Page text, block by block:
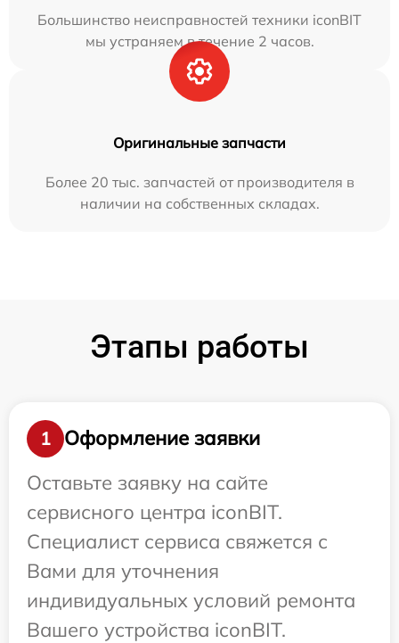
Большинство неисправностей техники iconBIT
мы устраняем в течение 2 часов.
Оригинальные запчасти
Более 20 тыс. запчастей от производителя в
наличии на собственных складах.
Этапы работы
1
Оформление заявки
Оставьте заявку на сайте
сервисного центра iconBIT.
Специалист сервиса свяжется с
Вами для уточнения
индивидуальных условий ремонта
Вашего устройства iconBIT.